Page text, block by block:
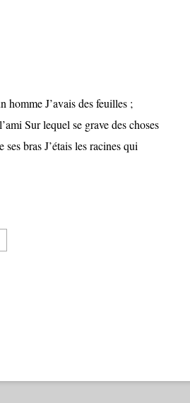
homme J’avais des feuilles ;
Sur lequel se grave des choses
bras J’étais les racines qui